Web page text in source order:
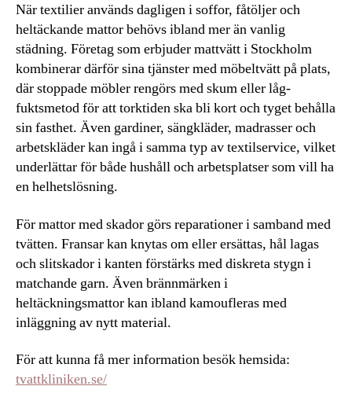
När textilier används dagligen i soffor, fåtöljer och
heltäckande mattor behövs ibland mer än vanlig
städning. Företag som erbjuder mattvätt i Stockholm
kombinerar därför sina tjänster med möbeltvätt på plats,
där stoppade möbler rengörs med skum eller låg-
fuktsmetod för att torktiden ska bli kort och tyget behålla
sin fasthet. Även gardiner, sängkläder, madrasser och
arbetskläder kan ingå i samma typ av textilservice, vilket
underlättar för både hushåll och arbetsplatser som vill ha
en helhetslösning.
För mattor med skador görs reparationer i samband med
tvätten. Fransar kan knytas om eller ersättas, hål lagas
och slitskador i kanten förstärks med diskreta stygn i
matchande garn. Även brännmärken i
heltäckningsmattor kan ibland kamoufleras med
inläggning av nytt material.
För att kunna få mer information besök hemsida:
tvattkliniken.se/